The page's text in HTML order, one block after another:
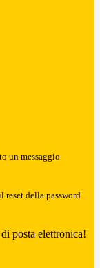
un messaggio
reset della password
posta elettronica!